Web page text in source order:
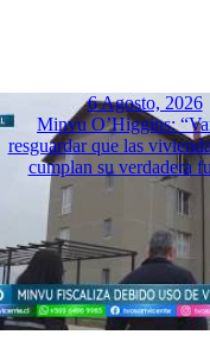
6 Agosto, 2026
Minvu O’Higgins:
resguardar que las
cumplan su verdadera